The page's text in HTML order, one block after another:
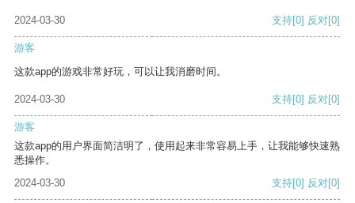
2024-03-30 支持[0] 反对[0]
游客
这款app的游戏非常好玩，可以让我消磨时间。
2024-03-30 支持[0] 反对[0]
游客
这款app的用户界面简洁明了，使用起来非常容易上手，让我能够快速熟
悉操作。
2024-03-30
支持[0] 反对[0]